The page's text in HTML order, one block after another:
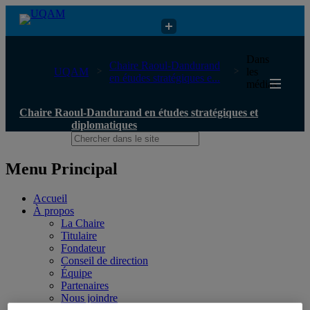
Chaire Raoul-Dandurand en études stratégiques et diplomatiques
UQAM
Chaire Raoul-Dandurand
en études stratégiques e...
Dans
les
médias
Chaire Raoul-Dandurand en études stratégiques et
diplomatiques
Menu Principal
Accueil
À propos
La Chaire
Titulaire
Fondateur
Conseil de direction
Équipe
Partenaires
Nous joindre